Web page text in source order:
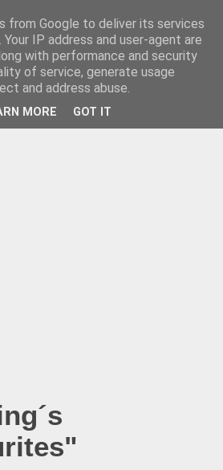
from Google to deliver its services
IP address and user-agent are
with performance and security
of service, generate usage
and address abuse.
MORE GOT IT